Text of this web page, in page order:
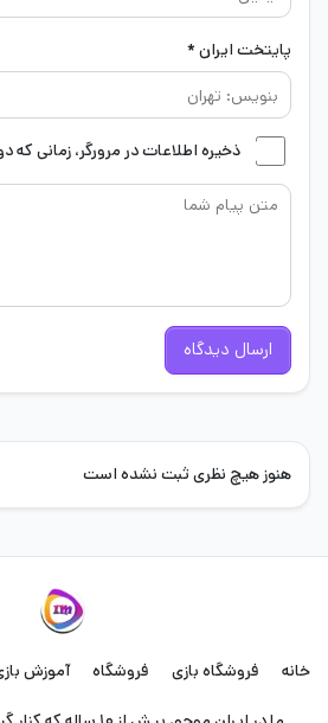
پایتخت ایران *
ذخیره اطلاعات در مرورگر، زمانی
ارسال دیدگاه
هنوز هیچ نظری ثبت نشده است
خانه فروشگاه بازی فروشگاه آموزش